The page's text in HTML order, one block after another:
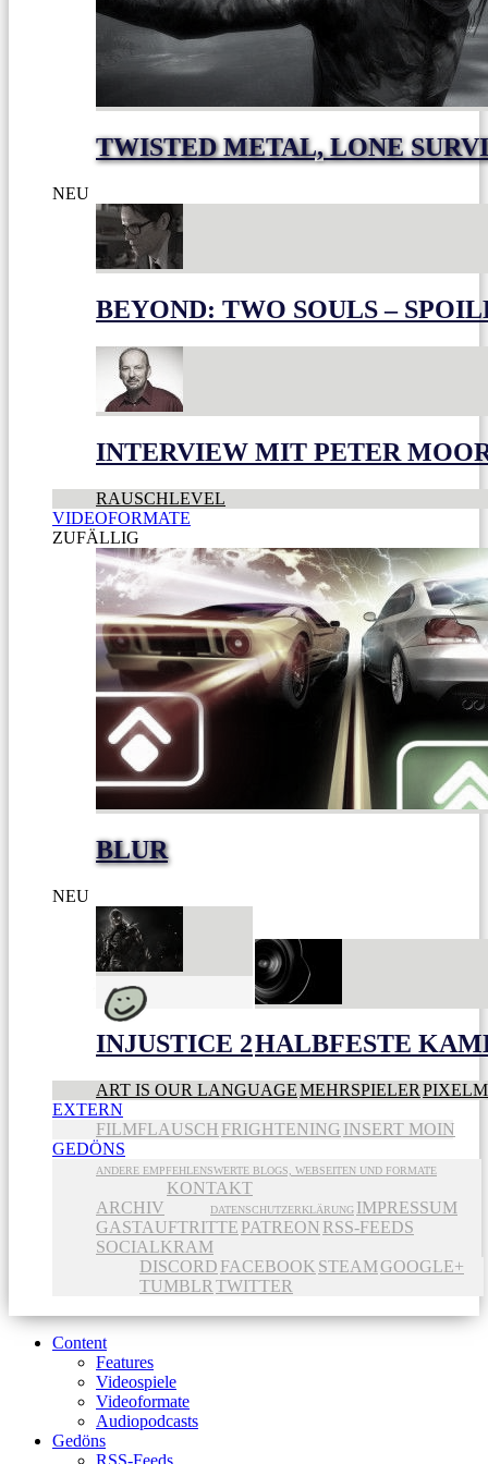
TWISTED METAL, LONE
NEU
BEYOND: TWO SOULS –
INTERVIEW MIT PETER
RAUSCHLEVEL
VIDEOFORMATE
ZUFÄLLIG
BLUR
NEU
INJUSTICE 2HALBFESTE
ART IS OUR LANGUAGEMEHRSPIELER
EXTERN
FILMFLAUSCH FRIGHTENING INSERT MOIN
GEDÖNS
ANDERE EMPFEHLENSWERTE BLOGS, WEBSEITEN UND FORMATE
ARCHIV
KONTAKT
DATENSCHUTZERKLÄRUNG IMPRESSUM
GASTAUFTRITTE PATREON RSS-FEEDS
SOCIALKRAM
DISCORD FACEBOOK STEAMGOOGLE+
TUMBLR TWITTER
Content
Features
Videospiele
Videoformate
Audiopodcasts
Gedöns